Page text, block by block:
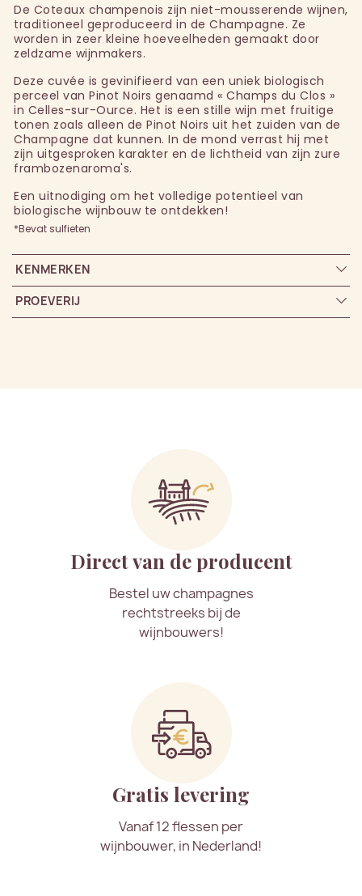
De Coteaux champenois zijn niet-mousserende wijnen,
traditioneel geproduceerd in de Champagne. Ze
worden in zeer kleine hoeveelheden gemaakt door
zeldzame wijnmakers.
Deze cuvée is gevinifieerd van een uniek biologisch
perceel van Pinot Noirs genaamd « Champs du Clos »
in Celles-sur-Ource. Het is een stille wijn met fruitige
tonen zoals alleen de Pinot Noirs uit het zuiden van de
Champagne dat kunnen. In de mond verrast hij met
zijn uitgesproken karakter en de lichtheid van zijn zure
frambozenaroma's.
Een uitnodiging om het volledige potentieel van
biologische wijnbouw te ontdekken!
*Bevat sulfieten
KENMERKEN
PROEVERIJ
Direct van de producent
Bestel uw champagnes
rechtstreeks bij de
wijnbouwers!
Gratis levering
Vanaf 12 flessen per
wijnbouwer, in Nederland!